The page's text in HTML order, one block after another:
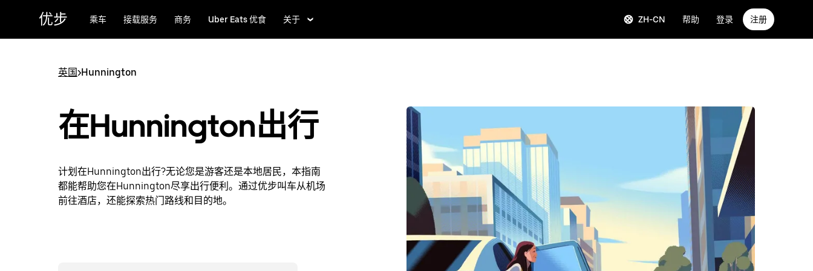
优步 乘车 接载服务 商务 Uber Eats 优食 关于 ZH-CN 帮助 登录 注册
英国>Hunnington
在Hunnington出行
计划在Hunnington出行?无论您是游客还是本地居民，本指南
都能帮助您在Hunnington尽享出行便利。通过优步叫车从机场
前往酒店，还能探索热门路线和目的地。